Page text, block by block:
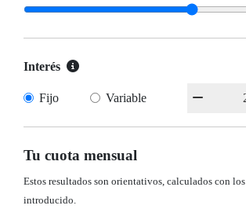
Interés
Fijo Variable
Tu cuota mensual
Estos resultados son orientativos, calculados con
introducido.